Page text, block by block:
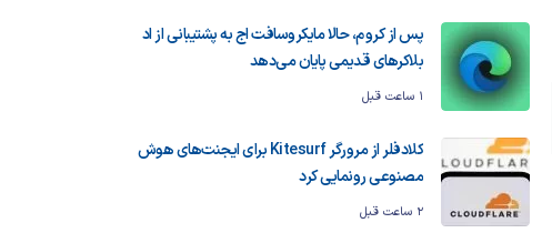
پس از کروم، حالا مایکروسافت اج به پشتیبانی از اد
بلاکرهای قدیمی پایان می‌دهد
1 ساعت قبل
کلادفلر از مرورگر Kitesurf برای ایجنت‌های هوش
مصنوعی رونمایی کرد
2 ساعت قبل